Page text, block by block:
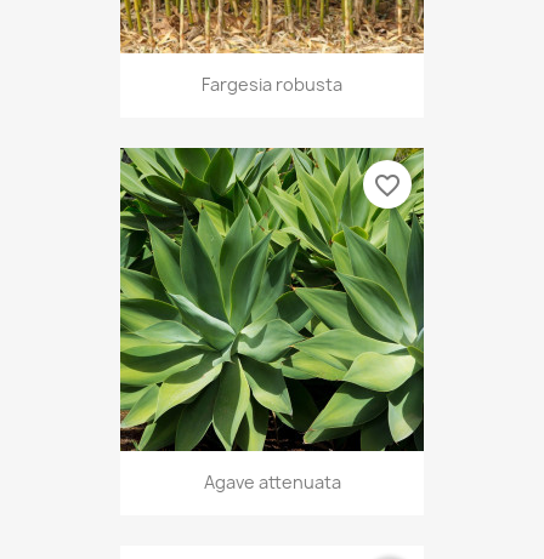
Fargesia robusta
Agave attenuata
favorite_border